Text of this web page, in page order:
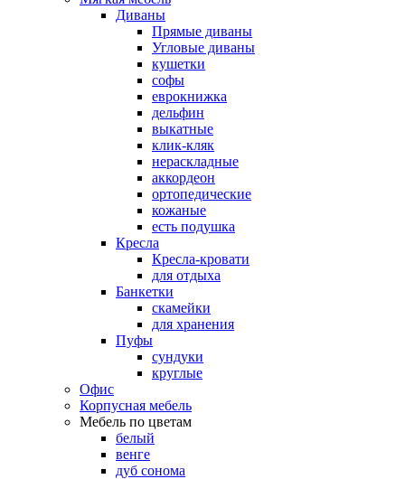
Диваны
Прямые диваны
Угловые диваны
кушетки
софы
еврокнижка
дельфин
выкатные
клик-кляк
нераскладные
аккордеон
ортопедические
кожаные
есть подушка
Кресла
Кресла-кровати
для отдыха
Банкетки
скамейки
для хранения
Пуфы
сундуки
круглые
Офис
Корпусная мебель
Мебель по цветам
белый
венге
дуб сонома